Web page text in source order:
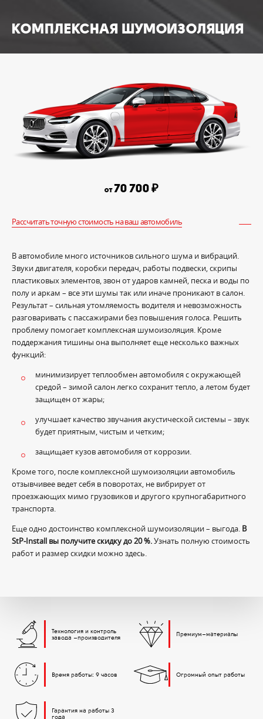
КОМПЛЕКСНАЯ ШУМОИЗОЛЯЦИЯ
от 70 700₽
Рассчитать точную стоимость на ваш автомобиль
В автомобиле много источников сильного шума и вибраций.
Звуки двигателя, коробки передач, работы подвески, скрипы
пластиковых элементов, звон от ударов камней, песка и воды по
полу и аркам – все эти шумы так или иначе проникают в салон.
Результат – сильная утомляемость водителя и невозможность
разговаривать с пассажирами без повышения голоса. Решить
проблему помогает комплексная шумоизоляция. Кроме
поддержания тишины она выполняет еще несколько важных
функций:
минимизирует теплообмен автомобиля с окружающей
средой – зимой салон легко сохранит тепло, а летом будет
защищен от жары;
улучшает качество звучания акустической системы – звук
будет приятным, чистым и четким;
защищает кузов автомобиля от коррозии.
Кроме того, после комплексной шумоизоляции автомобиль
отзывчивее ведет себя в поворотах, не вибрирует от
проезжающих мимо грузовиков и другого крупногабаритного
транспорта.
Еще одно достоинство комплексной шумоизоляции – выгода. В
StP-Install вы получите скидку до 20 %.Узнать полную стоимость
работ и размер скидки можно здесь.
Технология и контроль
завода –производителя
Премиум–материалы
Время работы: 9 часов Огромный опыт работы
Гарантия на работы 3
года